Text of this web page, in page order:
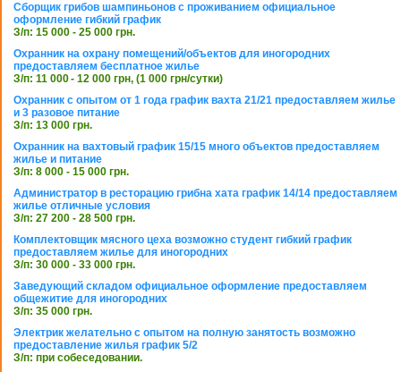
Сборщик грибов шампиньонов с проживанием официальное
оформление гибкий график
З/п: 15 000 - 25 000 грн.
Охранник на охрану помещений/объектов для иногородних
предоставляем бесплатное жилье
З/п: 11 000 - 12 000 грн, (1 000 грн/сутки)
Охранник с опытом от 1 года график вахта 21/21 предоставляем жилье
и 3 разовое питание
З/п: 13 000 грн.
Охранник на вахтовый график 15/15 много объектов предоставляем
жилье и питание
З/п: 8 000 - 15 000 грн.
Администратор в ресторацию грибна хата график 14/14 предоставляем
жилье отличные условия
З/п: 27 200 - 28 500 грн.
Комплектовщик мясного цеха возможно студент гибкий график
предоставляем жилье для иногородних
З/п: 30 000 - 33 000 грн.
Заведующий складом официальное оформление предоставляем
общежитие для иногородних
З/п: 35 000 грн.
Электрик желательно с опытом на полную занятость возможно
предоставление жилья график 5/2
З/п: при собеседовании.